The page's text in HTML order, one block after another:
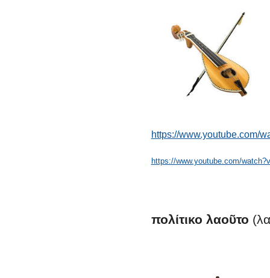
https://www.youtube.com/
https://www.youtube.com/
πολίτικο λαοῦτο